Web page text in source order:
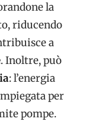
la
riducendo
a
. Inoltre, può
: l’energia
per
pompe.